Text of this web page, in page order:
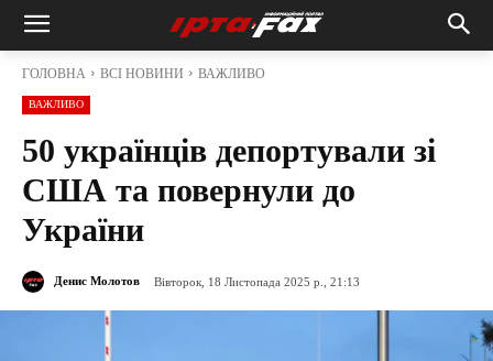
ГОЛОВНА ВСІ НОВИНИ ВАЖЛИВО
ВАЖЛИВО
50 українців депортували зі
США та повернули до
України
Денис Молотов Вівторок, 18 Листопада 2025 р., 21:13